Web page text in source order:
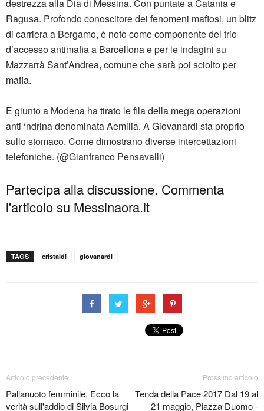
destrezza alla Dia di Messina. Con puntate a Catania e
Ragusa. Profondo conoscitore dei fenomeni mafiosi, un blitz
di carriera a Bergamo, è noto come componente del trio
d’accesso antimafia a Barcellona e per le indagini su
Mazzarrà Sant’Andrea, comune che sarà poi sciolto per
mafia.
E giunto a Modena ha tirato le fila della mega operazioni
anti ‘ndrina denominata Aemilia. A Giovanardi sta proprio
sullo stomaco. Come dimostrano diverse intercettazioni
telefoniche. (@Gianfranco Pensavalli)
Partecipa alla discussione. Commenta
l'articolo su Messinaora.it
TAGS cristaldi giovanardi
Articolo precedente
Pallanuoto femminile. Ecco la
verità sull'addio di Silvia Bosurgi
Prossimo articolo
Tenda della Pace 2017 Dal 19 al
21 maggio, Piazza Duomo -